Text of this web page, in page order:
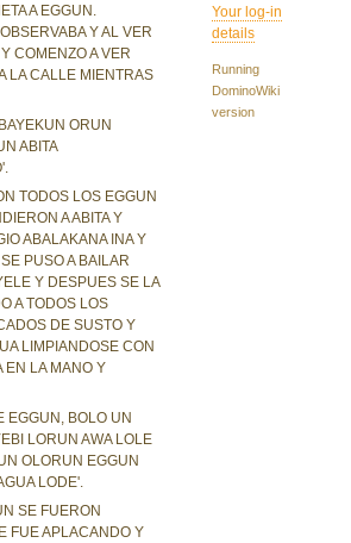
A EGGUN.
Y AL VER
COMENZO A VER
LA CALLE MIENTRAS
ORUN
ABITA
TODOS LOS EGGUN
A ABITA Y
ABALAKANA INA Y
PUSO A BAILAR
Y DESPUES SE LA
A TODOS LOS
DE SUSTO Y
LIMPIANDOSE CON
EN LA MANO Y
EGGUN, BOLO UN
LORUN AWA LOLE
OLORUN EGGUN
LODE'.
SE FUERON
FUE APLACANDO Y
Your log-in
details
Running
DominoWiki
version